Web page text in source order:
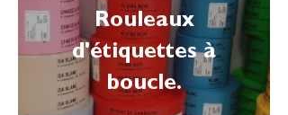
Rouleaux
d'étiquettes à
boucle.